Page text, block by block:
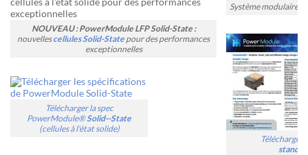
NOUVEAU : PowerModule LFP Solid-State :
nouvellescellules Solid-State pour des performances
exceptionnelles
Télécharger la spec
PowerModule®Solid--State
(cellules à l'état solide)
Système modulaire
Télécharger